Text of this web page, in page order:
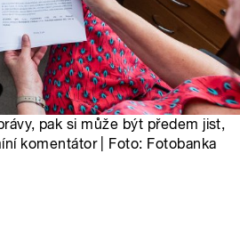
pak si může být předem jist,
komentátor | Foto: Fotobanka